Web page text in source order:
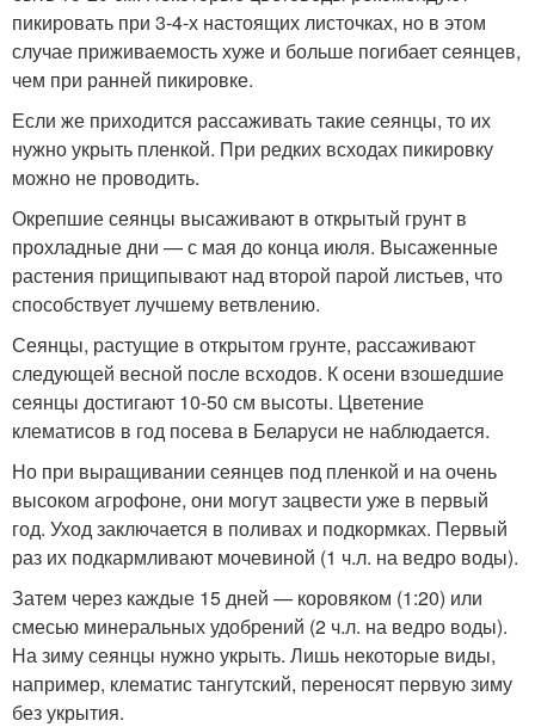
пикировать при 3-4-х настоящих листочках, но в этом
случае приживаемость хуже и больше погибает сеянцев,
чем при ранней пикировке.
Если же приходится рассаживать такие сеянцы, то их
нужно укрыть пленкой. При редких всходах пикировку
можно не проводить.
Окрепшие сеянцы высаживают в открытый грунт в
прохладные дни — с мая до конца июля. Высаженные
растения прищипывают над второй парой листьев, что
способствует лучшему ветвлению.
Сеянцы, растущие в открытом грунте, рассаживают
следующей весной после всходов. К осени взошедшие
сеянцы достигают 10-50 см высоты. Цветение
клематисов в год посева в Беларуси не наблюдается.
Но при выращивании сеянцев под пленкой и на очень
высоком агрофоне, они могут зацвести уже в первый
год. Уход заключается в поливах и подкормках. Первый
раз их подкармливают мочевиной (1 ч.л. на ведро воды).
Затем через каждые 15 дней — коровяком (1:20) или
смесью минеральных удобрений (2 ч.л. на ведро воды).
На зиму сеянцы нужно укрыть. Лишь некоторые виды,
например, клематис тангутский, переносят первую зиму
без укрытия.